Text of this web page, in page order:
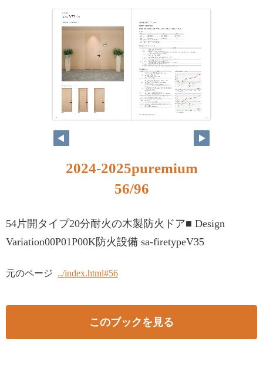
2024-2025puremium
56/96
54片開タイプ20分耐火の木製防火ドア■ Design
Variation00P01P00K防火設備 sa-firetypeV35
元のページ ../index.html#56
このブックを見る